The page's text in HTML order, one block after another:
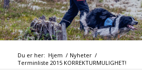
Du er her: Hjem / Nyheter /
Terminliste 2015 KORREKTURMULIGHET!